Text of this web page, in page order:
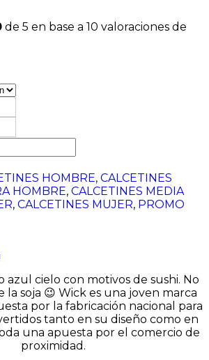
de 5 en base a 10 valoraciones de
HOMBRE, CALCETINES
HOMBRE, CALCETINES MEDIA
, CALCETINES MUJER, PROMO
azul cielo con motivos de sushi. No
la soja 😉 Wick es una joven marca
por la fabricación nacional para
tanto en su diseño como en
una apuesta por el comercio de
proximidad.